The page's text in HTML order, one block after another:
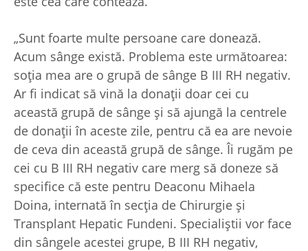
„Sunt foarte multe persoane care donează.
Acum sânge există. Problema este următoarea:
soția mea are o grupă de sânge B III RH negativ.
Ar fi indicat să vină la donații doar cei cu
această grupă de sânge și să ajungă la centrele
de donații în aceste zile, pentru că ea are nevoie
de ceva din această grupă de sânge. Îi rugăm pe
cei cu B III RH negativ care merg să doneze să
specifice că este pentru Deaconu Mihaela
Doina, internată în secția de Chirurgie și
Transplant Hepatic Fundeni. Specialiștii vor face
din sângele acestei grupe, B III RH negativ,